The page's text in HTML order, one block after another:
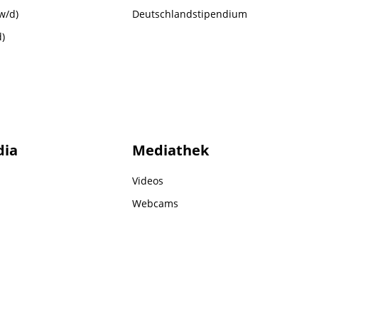
d)
Deutschlandstipendium
Mediathek
Videos
Webcams